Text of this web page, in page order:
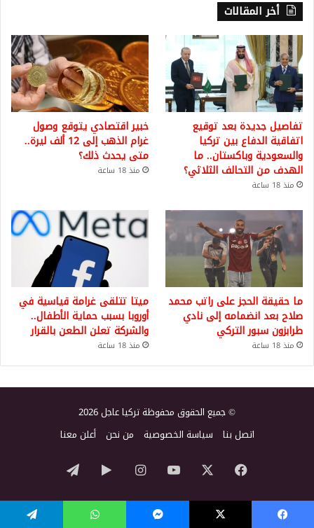
أخر المقالات
تفاصيل جديدة بعد توقيع
اتفاقية الدفاع بين تركيا
والسعودية وباكستان.. ما
الهدف من التحالف الثلاثي؟
منذ 18 ساعة
خبير اقتصادي يتوقع وصول
غرام الذهب إلى 12 ألف ليرة..
متى يحدث ذلك؟
منذ 18 ساعة
ما حقيقة الحجز على راتب محمد
صلاح بعد انضمامه إلى نادي
طرابزون سبور التركي
منذ 18 ساعة
ميتا تتلقى غرامة قياسية في
أوروبا بسبب حماية الأطفال..
والشركة تعلن الطعن بالقرار
منذ 18 ساعة
© جميع الحقوق محفوظة تركيا عاجل 2026
اتصل بنا سياسة الخصوصية من نحن أعلن معنا
فيسبوك ‫YouTubeانستقرام‏Google
Play
تيلقرام